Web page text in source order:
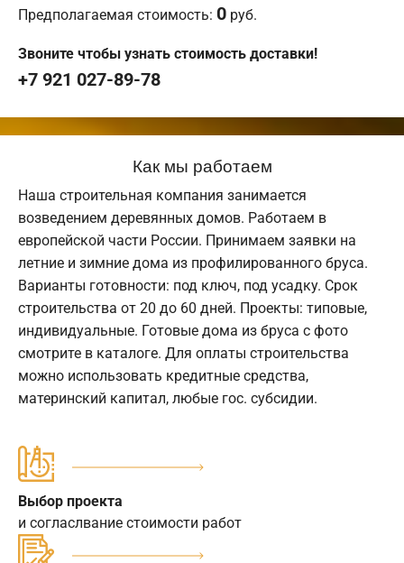
Предполагаемая стоимость: 0 руб.
Звоните чтобы узнать стоимость доставки!
+7 921 027-89-78
Как мы работаем
Наша строительная компания занимается
возведением деревянных домов. Работаем в
европейской части России. Принимаем заявки на
летние и зимние дома из профилированного бруса.
Варианты готовности: под ключ, под усадку. Срок
строительства от 20 до 60 дней. Проекты: типовые,
индивидуальные. Готовые дома из бруса с фото
смотрите в каталоге. Для оплаты строительства
можно использовать кредитные средства,
материнский капитал, любые гос. субсидии.
Выбор проекта
и согласлвание стоимости работ